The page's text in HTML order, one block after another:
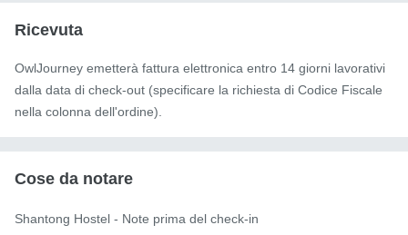
Ricevuta
OwlJourney emetterà fattura elettronica entro 14 giorni lavorativi
dalla data di check-out (specificare la richiesta di Codice Fiscale
nella colonna dell'ordine).
Cose da notare
Shantong Hostel - Note prima del check-in